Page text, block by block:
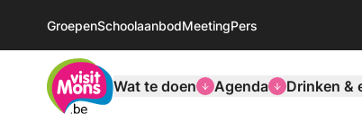
GroepenSchoolaanbodMeetingPers
VisitMons Logo
Wat te doen
Agenda Drinken &